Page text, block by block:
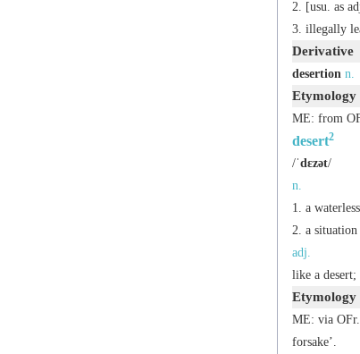
[usu. as
illegally
Derivative
desertion n.
Etymology
ME: from
desert2
/ˈdɛzət/
n.
a
a
adj.
like a desert;
Etymology
ME: via
forsake’.